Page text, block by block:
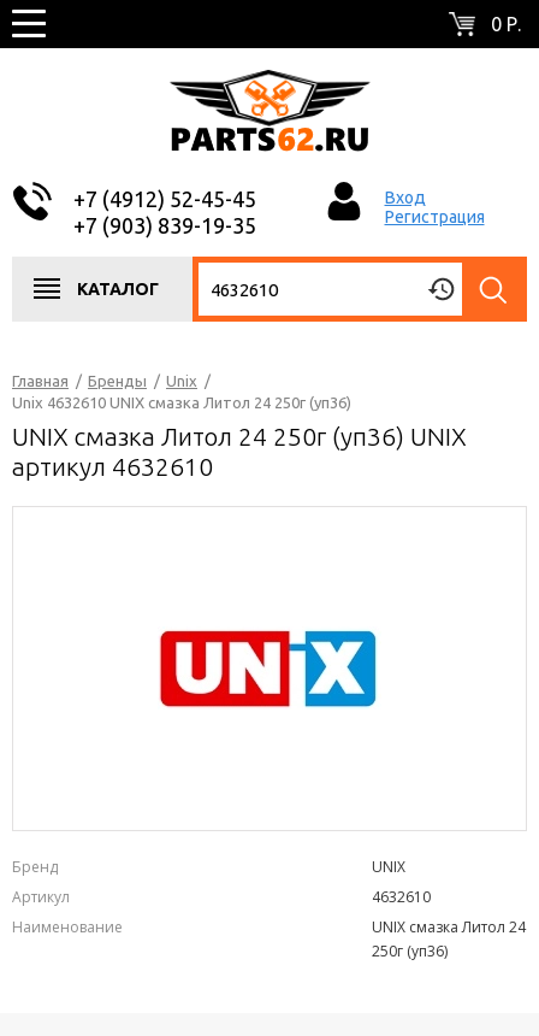
0 Р.
+7 (4912) 52-45-45
+7 (903) 839-19-35
Вход
Регистрация
КАТАЛОГ
Главная / Бренды / Unix /
Unix 4632610 UNIX смазка Литол 24 250г (уп36)
UNIX смазка Литол 24 250г (уп36) UNIX
артикул 4632610
Бренд
UNIX
Артикул
4632610
Наименование
UNIX смазка Литол 24
250г (уп36)